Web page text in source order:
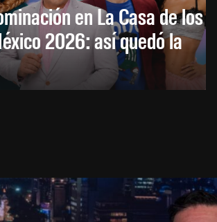
en La Casa de los
2026: así quedó la